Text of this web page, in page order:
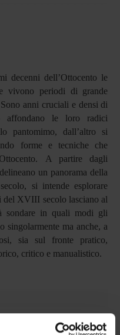
decenni dell’Ottocento le
vivono periodi di grande
anni cruciali e densi di
affondano le loro radici
pantomimo, dall’altro si
forme e tecniche che
A partire dagli
un panorama della
si intende esplorare
del XVIII secolo lasciano al
sondare in quali modi gli
singolarmente ma anche, a
sia sul fronte pratico,
critico e manualistico.